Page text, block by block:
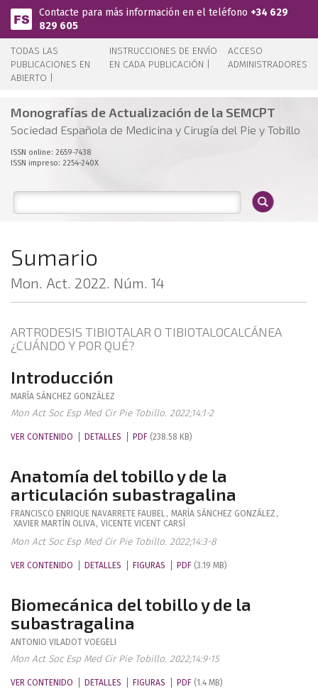
Pasar al contenido principal
Contacte para más información en el teléfono +34 629
829 605
TODAS LAS
PUBLICACIONES EN
ABIERTO |
INSTRUCCIONES DE ENVÍO
EN CADA PUBLICACIÓN |
ACCESO
ADMINISTRADORES
Monografías de Actualización de la SEMCPT
Sociedad Española de Medicina y Cirugía del Pie y Tobillo
ISSN online: 2659-7438
ISSN impreso: 2254-240X
Sumario
Mon. Act. 2022. Núm. 14
ARTRODESIS TIBIOTALAR O TIBIOTALOCALCÁNEA
¿CUÁNDO Y POR QUÉ?
Introducción
MARÍA SÁNCHEZ GONZÁLEZ
Mon Act Soc Esp Med Cir Pie Tobillo. 2022;14:1-2
VER CONTENIDO DETALLES PDF (238.58 KB)
Anatomía del tobillo y de la
articulación subastragalina
FRANCISCO ENRIQUE NAVARRETE FAUBEL, MARÍA SÁNCHEZ GONZÁLEZ ,
XAVIER MARTÍN OLIVA, VICENTE VICENT CARSÍ
Mon Act Soc Esp Med Cir Pie Tobillo. 2022;14:3-8
VER CONTENIDO DETALLES FIGURAS PDF (3.19 MB)
Biomecánica del tobillo y de la
subastragalina
ANTONIO VILADOT VOEGELI
Mon Act Soc Esp Med Cir Pie Tobillo. 2022;14:9-15
VER CONTENIDO DETALLES FIGURAS PDF (1.4 MB)